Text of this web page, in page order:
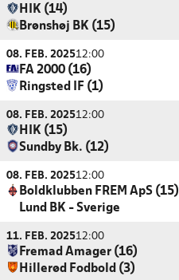
HIK (14)
Brønshøj BK (15)
08. FEB. 202512:00
FA 2000 (16)
Ringsted IF (1)
08. FEB. 202512:00
HIK (15)
Sundby Bk. (12)
08. FEB. 202512:00
Boldklubben FREM ApS (15)
Lund BK - Sverige
11. FEB. 202512:00
Fremad Amager (16)
Hillerød Fodbold (3)